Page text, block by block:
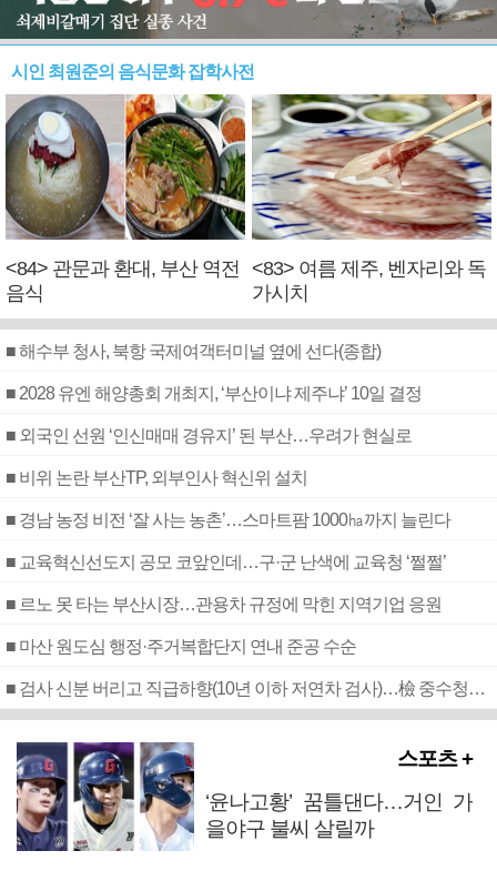
시인 최원준의 음식문화 잡학사전
<84> 관문과 환대, 부산 역전
음식
<83> 여름 제주, 벤자리와 독
가시치
■ 해수부 청사, 북항 국제여객터미널 옆에 선다(종합)
■ 2028 유엔 해양총회 개최지, ‘부산이냐 제주냐’ 10일 결정
■ 외국인 선원 ‘인신매매 경유지’ 된 부산…우려가 현실로
■ 비위 논란 부산TP, 외부인사 혁신위 설치
■ 경남 농정 비전 ‘잘 사는 농촌’…스마트팜 1000㏊까지 늘린다
■ 교육혁신선도지 공모 코앞인데…구·군 난색에 교육청 ‘쩔쩔’
■ 르노 못 타는 부산시장…관용차 규정에 막힌 지역기업 응원
■ 마산 원도심 행정·주거복합단지 연내 준공 수순
■ 검사 신분 버리고 직급하향(10년 이하 저연차 검사)…檢 중수청행 기피
스포츠 +
‘윤나고황’ 꿈틀댄다…거인 가
을야구 불씨 살릴까